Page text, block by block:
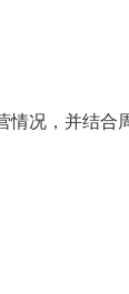
情况，并结